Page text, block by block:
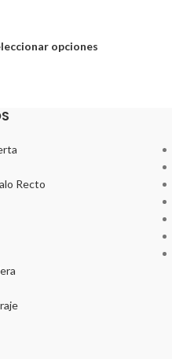
opciones
Recto